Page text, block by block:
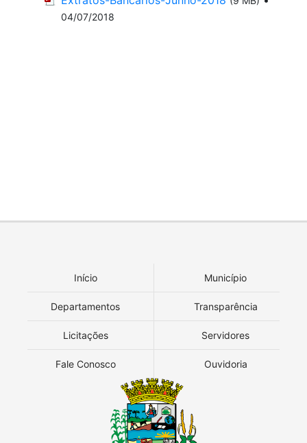
04/07/2018
Início Município
Departamentos Transparência
Licitações Servidores
Fale Conosco Ouvidoria